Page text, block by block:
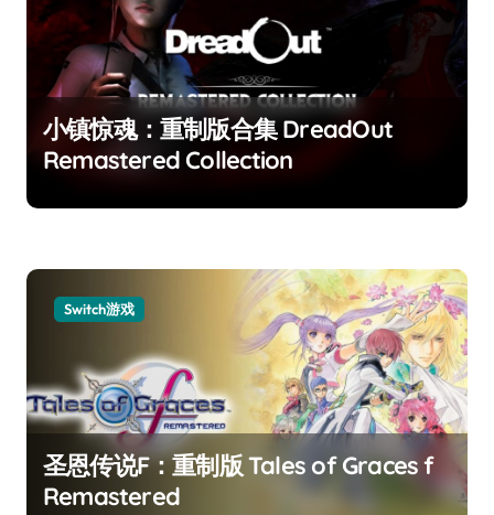
小镇惊魂：重制版合集 DreadOut
Remastered Collection
Switch游戏
圣恩传说F：重制版 Tales of Graces f
Remastered